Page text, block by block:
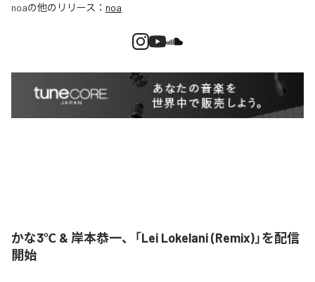
noaの他のリリース： noa
かな3℃ & 岸本恭一、「Lei Lokelani (Remix)」を配信
開始